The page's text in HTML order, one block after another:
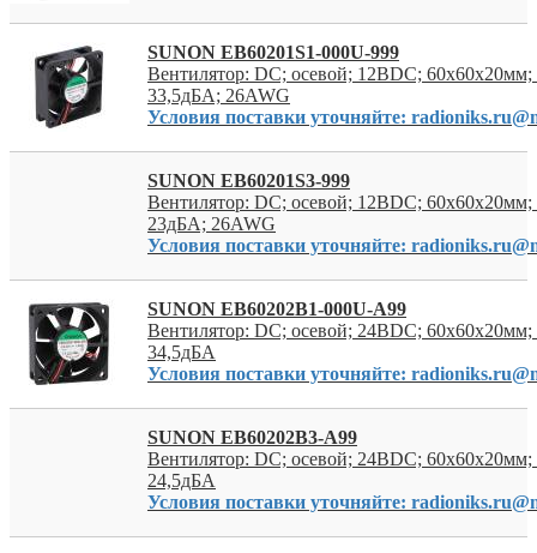
SUNON EB60201S1-000U-999
Вентилятор: DC; осевой; 12ВDC; 60x60x20мм;
33,5дБА; 26AWG
Условия поставки уточняйте:
SUNON EB60201S3-999
Вентилятор: DC; осевой; 12ВDC; 60x60x20мм;
23дБА; 26AWG
Условия поставки уточняйте:
SUNON EB60202B1-000U-A99
Вентилятор: DC; осевой; 24ВDC; 60x60x20мм;
34,5дБА
Условия поставки уточняйте:
SUNON EB60202B3-A99
Вентилятор: DC; осевой; 24ВDC; 60x60x20мм;
24,5дБА
Условия поставки уточняйте: